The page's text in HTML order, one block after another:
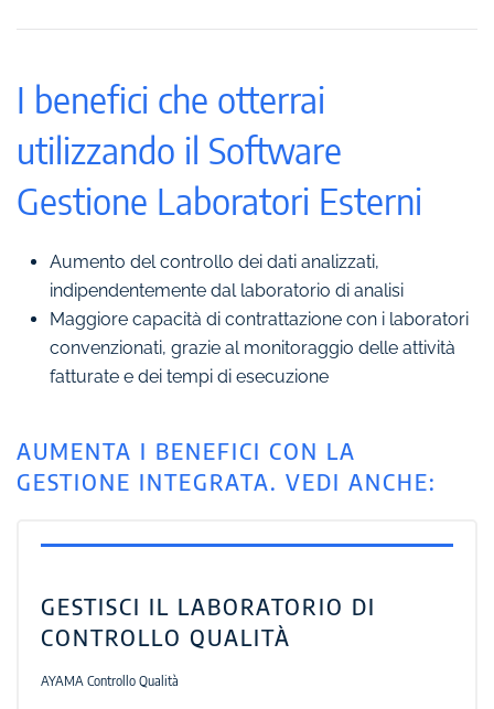
I benefici che otterrai
utilizzando il Software
Gestione Laboratori Esterni
Aumento del controllo dei dati analizzati,
indipendentemente dal laboratorio di analisi
Maggiore capacità di contrattazione con i laboratori
convenzionati, grazie al monitoraggio delle attività
fatturate e dei tempi di esecuzione
AUMENTA I BENEFICI CON LA
GESTIONE INTEGRATA. VEDI ANCHE:
GESTISCI IL LABORATORIO DI
CONTROLLO QUALITÀ
AYAMA Controllo Qualità